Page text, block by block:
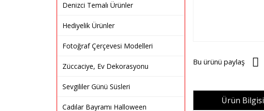
Denizci Temalı Ürünler
Hediyelik Ürünler
Fotoğraf Çerçevesi Modelleri
Züccaciye, Ev Dekorasyonu
Sevgililer Günü Süsleri
Cadılar Bayramı Halloween
Bu ürünü paylaş
Ürün Bilgisi